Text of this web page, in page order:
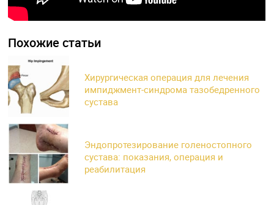
Похожие статьи
Хирургическая операция для лечения
импиджмент-синдрома тазобедренного
сустава
Эндопротезирование голеностопного
сустава: показания, операция и
реабилитация